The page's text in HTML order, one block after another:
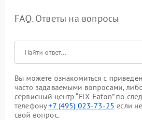
FAQ. Ответы на вопросы
Вы можете ознакомиться с
часто задаваемыми вопросами,
сервисный центр “FIX-Eaton” по
телефону+7 (495) 023-73-25 если
свой вопрос.